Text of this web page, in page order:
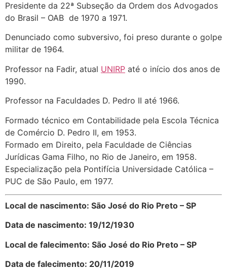
Presidente da 22ª Subseção da Ordem dos Advogados
do Brasil – OAB de 1970 a 1971.
Denunciado como subversivo, foi preso durante o golpe
militar de 1964.
Professor na Fadir, atual UNIRP até o início dos anos de
1990.
Professor na Faculdades D. Pedro II até 1966.
Formado técnico em Contabilidade pela Escola Técnica
de Comércio D. Pedro II, em 1953.
Formado em Direito, pela Faculdade de Ciências
Jurídicas Gama Filho, no Rio de Janeiro, em 1958.
Especialização pela Pontifícia Universidade Católica –
PUC de São Paulo, em 1977.
Local de nascimento: São José do Rio Preto – SP
Data de nascimento: 19/12/1930
Local de falecimento: São José do Rio Preto – SP
Data de falecimento: 20/11/2019